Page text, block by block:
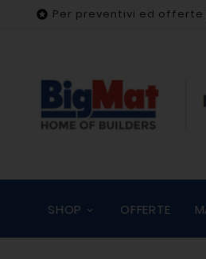
 Per preventivi ed
SHOP OFFERTE